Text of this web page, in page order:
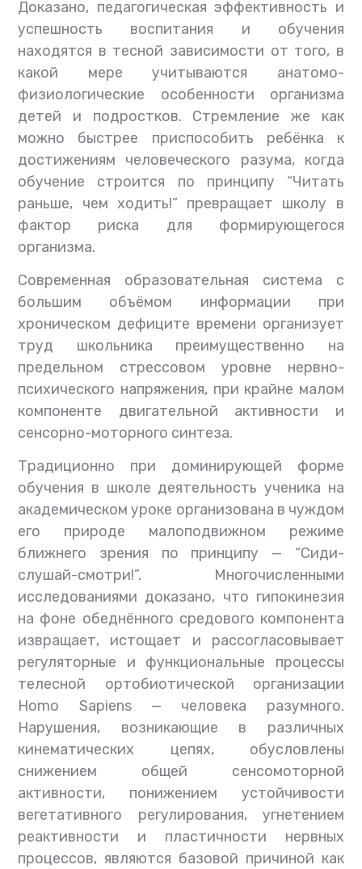
Доказано, педагогическая эффективность и
успешность воспитания и обучения
находятся в тесной зависимости от того, в
какой мере учитываются анатомо-
физиологические особенности организма
детей и подростков. Стремление же как
можно быстрее приспособить ребёнка к
достижениям человеческого разума, когда
обучение строится по принципу “Читать
раньше, чем ходить!” превращает школу в
фактор риска для формирующегося
организма.
Современная образовательная система с
большим объёмом информации при
хроническом дефиците времени организует
труд школьника преимущественно на
предельном стрессовом уровне нервно-
психического напряжения, при крайне малом
компоненте двигательной активности и
сенсорно-моторного синтеза.
Традиционно при доминирующей форме
обучения в школе деятельность ученика на
академическом уроке организована в чуждом
его природе малоподвижном режиме
ближнего зрения по принципу — “Сиди-
слушай-смотри!”. Многочисленными
исследованиями доказано, что гипокинезия
на фоне обеднённого средового компонента
извращает, истощает и рассогласовывает
регуляторные и функциональные процессы
телесной ортобиотической организации
Homo Sapiens — человека разумного.
Нарушения, возникающие в различных
кинематических цепях, обусловлены
снижением общей сенсомоторной
активности, понижением устойчивости
вегетативного регулирования, угнетением
реактивности и пластичности нервных
процессов, являются базовой причиной как